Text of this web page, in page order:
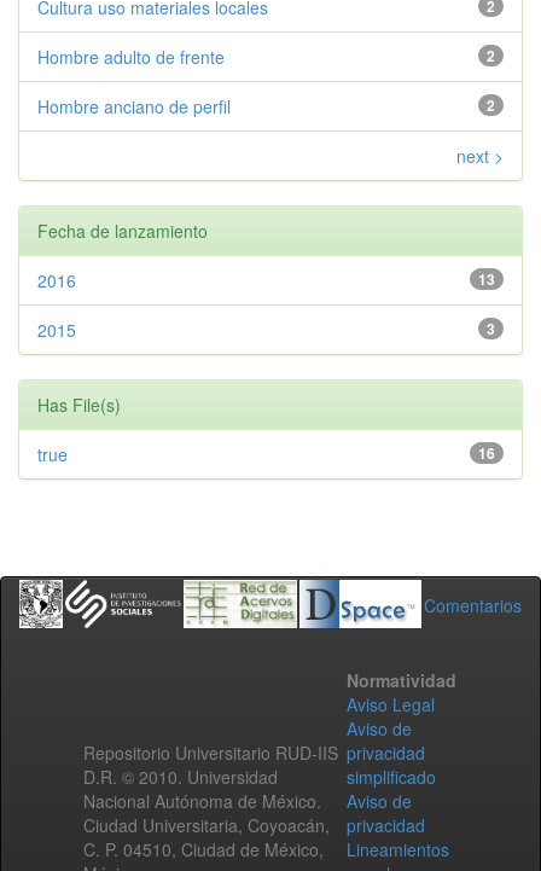
2
Cultura uso materiales locales
2
Hombre adulto de frente
2
Hombre anciano de perfil
next >
Fecha de lanzamiento
13
2016
3
2015
Has File(s)
16
true
Comentarios
Repositorio Universitario RUD-IIS
D.R. © 2010. Universidad
Nacional Autónoma de México.
Ciudad Universitaria, Coyoacán,
C. P. 04510, Ciudad de México,
Normatividad
Aviso Legal
Aviso de
privacidad
simplificado
Aviso de
privacidad
Lineamientos